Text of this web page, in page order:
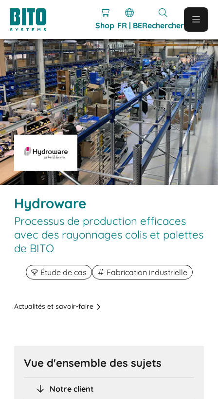
Shop FR | BERechercher
Hydroware
Processus de production efficaces
avec des rayonnages colis et palettes
de BITO
Étude de cas Fabrication industrielle
Actualités et savoir-faire
Vue d'ensemble des sujets
Notre client